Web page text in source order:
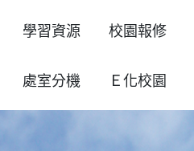
學習資源 校園報修
處室分機 Ｅ化校園